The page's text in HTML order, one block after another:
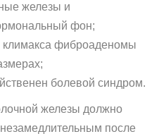
железы и
фон;
фиброаденомы
болевой синдром.
железы должно
после